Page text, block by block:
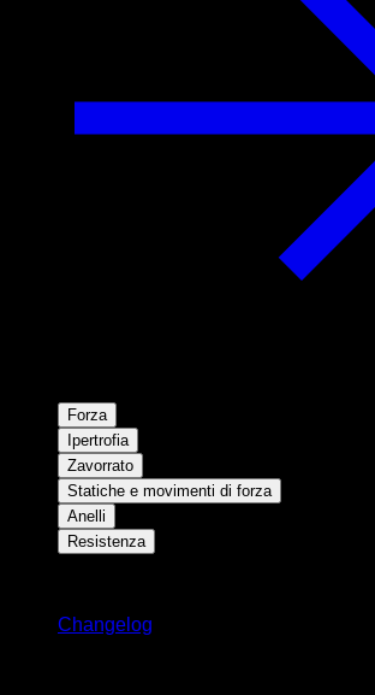
Forza
Ipertrofia
Zavorrato
Statiche e movimenti di forza
Anelli
Resistenza
Changelog